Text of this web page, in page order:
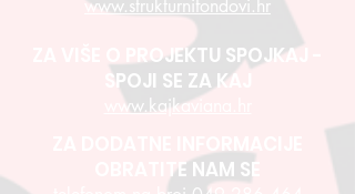
www.strukturnifondovi.hr
ZA VIŠE O PROJEKTU SPOJKAJ -
SPOJI SE ZA KAJ
www.kajkaviana.hr
ZA DODATNE INFORMACIJE
OBRATITE NAM SE